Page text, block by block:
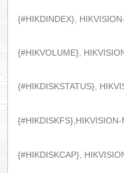
{#HIKDINDEX},
{#HIKVOLUME},
{#HIKDISKSTATUS},
{#HIKDISKCAP},